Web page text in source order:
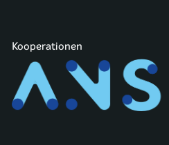
Kooperationen